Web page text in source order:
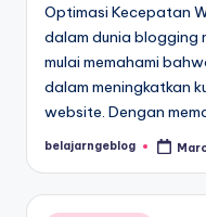
Optimasi Kecepatan
dalam dunia blogging
mulai memahami
dalam meningkatkan
website. Dengan
Posted
belajarngeblog